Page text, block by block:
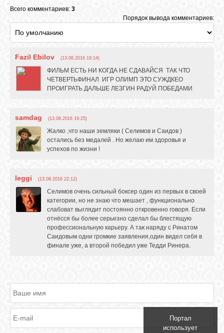
RSS
GOOGLE+
TWITTER
FACEBOOK
Всего комментариев: 3
Порядок вывода комментариев:
Fazil Ebilov (13.08.2016 19:14)
ФИЛЬМ ЕСТЬ НИ КОГДА НЕ СДАВАЙСЯ ТАК ЧТО
ЧЕТВЕРТЬФИНАЛ ИГР ОЛИМП ЭТО СУЖДКЕО
ПРОИГРАТЬ ДАЛЬШЕ ЛЕЗГИН РАДУЙ ПОБЕДАМИ
samdag (13.08.2016 19:25)
Жалко ,что наши земляки ( Селимов и Саидов )
остались без медалей . Но желаю им здоровья и
успехов по жизни !
leggi (13.08.2016 22:12)
Селимов очень сильный боксер один из первых в своей
категории, но не знаю что мешает , функционально
слабоват выглядит постоянно откровенно говоря. Если
отнёсся бы более серьезно сделал бы блестящую
профессиональную карьеру. А так наряду с Ринатом
Саидовым одни громкие заявления,один видел себя в
финале уже, а второй победил уже Тедди Ринера.
Портал
использует